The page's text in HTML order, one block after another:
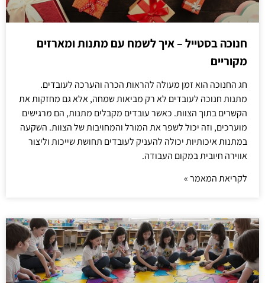
חנוכה בסטייל – איך לשמח עם מתנות ומארזים
מקוריים
חג החנוכה הוא זמן מעולה להראות הכרה והערכה לעובדים.
מתנות חנוכה לעובדים לא רק מביאות שמחה, אלא גם מחזקות את
הקשרים בתוך הצוות. כאשר עובדים מקבלים מתנות, הם מרגישים
מוערכים, וזה יכול לשפר את המורל והמחויבות של הצוות. השקעה
במתנות איכותיות יכולה להעניק לעובדים תחושת שייכות וליצור
אווירה חיובית במקום העבודה.
לקריאת המאמר »